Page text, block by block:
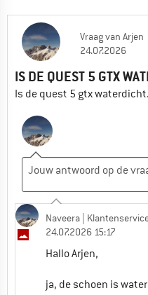
Vraagvan Arjen
24.07.2026
IS DE QUEST 5 GTX
Is de quest 5 gtx waterdicht.
Naveera |
24.07.2026 15:17
Hallo Arjen,
ja, de schoen is